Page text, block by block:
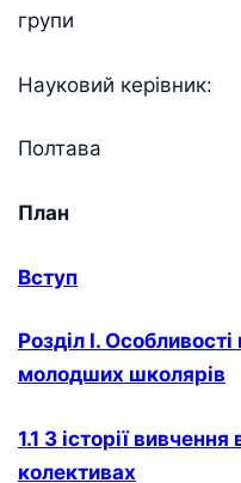
групи
Науковий керівник:
Полтава
План
Вступ
Розділ І.
молодших школярів
1.1 З історії
колективах